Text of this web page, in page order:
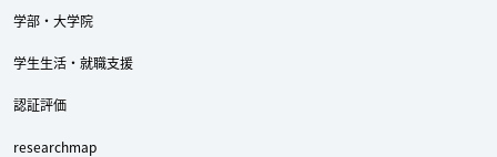
学部・大学院
学生生活・就職支援
認証評価
researchmap